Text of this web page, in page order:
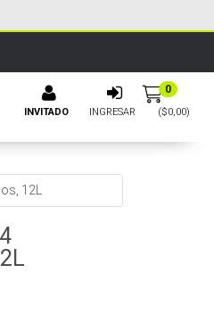
INVITADO INGRESAR
0
($0,00)
12L